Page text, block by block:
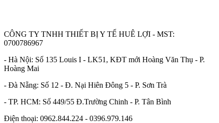
CÔNG TY TNHH THIẾT BỊ Y TẾ HUÊ LỢI - MST:
0700786967
- Hà Nội: Số 135 Louis I - LK51, KĐT mới Hoàng Văn Thụ - P.
Hoàng Mai
- Đà Nẵng: Số 12 - Đ. Nại Hiên Đông 5 - P. Sơn Trà
- TP. HCM: Số 449/55 Đ.Trường Chinh - P. Tân Bình
Điện thoại: 0962.844.224 - 0396.979.146